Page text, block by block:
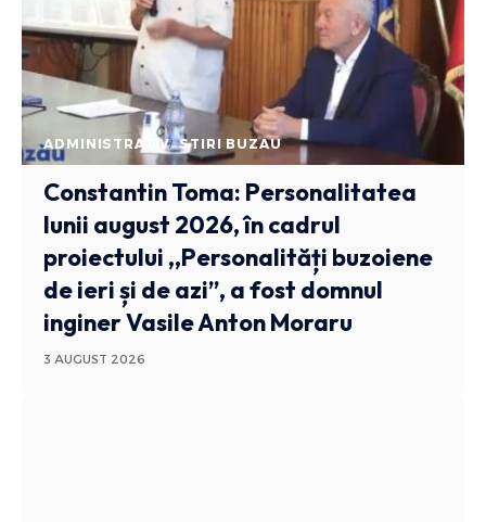
ADMINISTRATIV STIRI BUZAU
Constantin Toma: Personalitatea
lunii august 2026, în cadrul
proiectului ,,Personalități buzoiene
de ieri și de azi”, a fost domnul
inginer Vasile Anton Moraru
3 AUGUST 2026